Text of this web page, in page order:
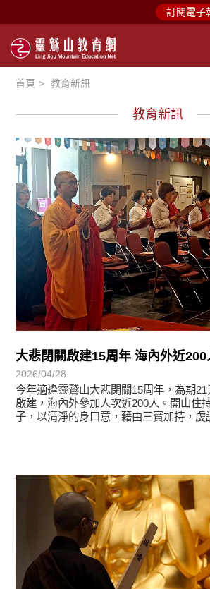
訂閱電子
首頁 教育新訊
教育新訊
大悲閉關啟建15周年 海內外近
2026/04/28
今年適逢靈鷲山大悲閉關15周年，為期21
啟建，海內外參加人次近200人。開山住
子，以清淨的身口意，藉由三寶加持，虔